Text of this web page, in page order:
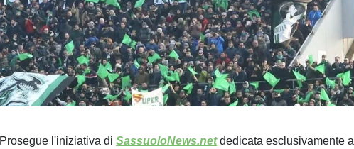
Prosegue l'iniziativa diSassuoloNews.netdedicata esclusivamente a